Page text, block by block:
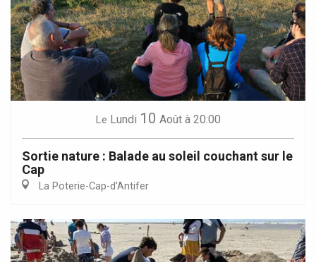
Le Lundi 10 Août à 20:00
Sortie nature : Balade au soleil couchant sur le
Cap
La Poterie-Cap-d'Antifer